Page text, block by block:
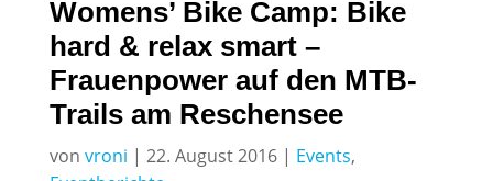
Womens’ Bike Camp: Bike
hard & relax smart –
Frauenpower auf den MTB-
Trails am Reschensee
von vroni | 22. August 2016| Events,